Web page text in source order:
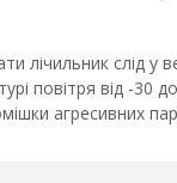
лічильник слід
повітря від -30
агресивних